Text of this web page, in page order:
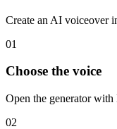
Create an AI voiceover
01
Choose the voice
Open the generator with
02